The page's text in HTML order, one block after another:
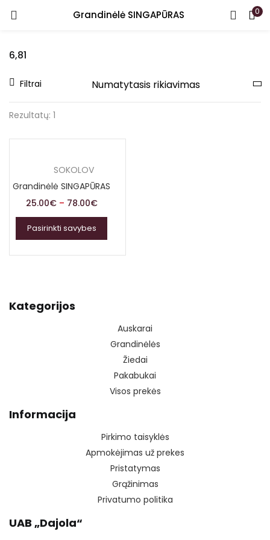
Grandinėlė SINGAPŪRAS 0
PRISIJUNGTI REGISTRUOTIS
Įveskite vartotojo vardą arba el. paštą ir slaptažodį.
Pamiršote slaptažodį?
6,81
Filtrai
Rezultatų: 1
SOKOLOV
Grandinėlė SINGAPŪRAS
25.00€ – 78.00€Price
range:
Pasirinkti savybes
Kategorijos
Auskarai
Grandinėlės
Žiedai
Pakabukai
Visos prekės
Informacija
Pirkimo taisyklės
Apmokėjimas už prekes
Pristatymas
Grąžinimas
Privatumo politika
UAB „Dajola“